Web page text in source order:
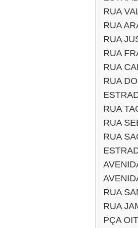
RUA
RUA
RUA
RUA
RUA
RUA
RUA
RUA
RUA
RUA
RUA
PÇA